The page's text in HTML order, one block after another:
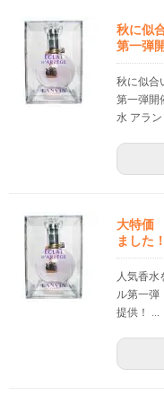
秋に似
第一弾
秋に似合
第一弾開
水 アラン
大特価
ました！
人気香水
ル第一
提供！ ...